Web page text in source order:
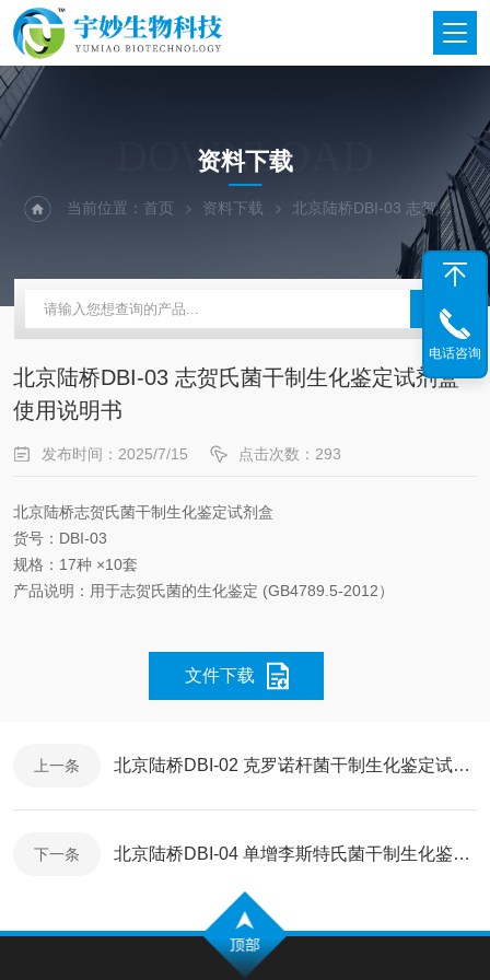
DOWNLOAD
资料下载
当前位置：首页 资料下载 北京陆桥DBI-03 志贺氏菌干制生化鉴定试剂盒使用说明书
北京陆桥DBI-03 志贺氏菌干制生化鉴定试剂盒
使用说明书
发布时间：2025/7/15 点击次数：293
北京陆桥志贺氏菌干制生化鉴定试剂盒
货号：DBI-03
规格：17种 ×10套
产品说明：用于志贺氏菌的生化鉴定 (GB4789.5-2012）
文件下载
上一条 北京陆桥DBI-02 克罗诺杆菌干制生化鉴定试剂盒使用说明书
下一条 北京陆桥DBI-04 单增李斯特氏菌干制生化鉴定试剂盒使用说明书
电话咨询